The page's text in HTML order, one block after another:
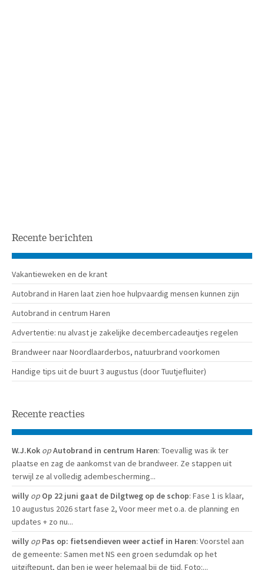
Recente berichten
Vakantieweken en de krant
Autobrand in Haren laat zien hoe hulpvaardig mensen kunnen zijn
Autobrand in centrum Haren
Advertentie: nu alvast je zakelijke decembercadeautjes regelen
Brandweer naar Noordlaarderbos, natuurbrand voorkomen
Handige tips uit de buurt 3 augustus (door Tuutjefluiter)
Recente reacties
W.J.Kok opAutobrand in centrum Haren: Toevallig was ik ter
plaatse en zag de aankomst van de brandweer. Ze stappen uit
terwijl ze al volledig adembescherming...
willy op Op 22 juni gaat de Dilgtweg op de schop: Fase 1 is klaar,
10 augustus 2026 start fase 2, Voor meer met o.a. de planning en
updates + zo nu...
willy op Pas op: fietsendieven weer actief in Haren: Voorstel aan
de gemeente: Samen met NS een groen sedumdak op het
uitgiftepunt, dan ben je weer helemaal bij de tijd. Foto:...